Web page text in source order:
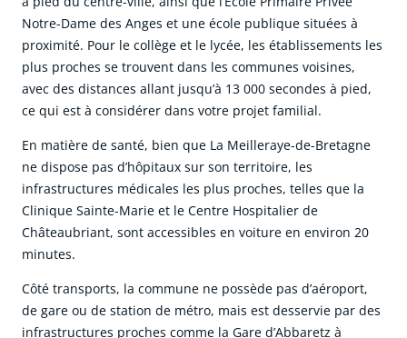
Notre-Dame des Anges et une école publique situées à
proximité. Pour le collège et le lycée, les établissements les
plus proches se trouvent dans les communes voisines,
avec des distances allant jusqu’à 13 000 secondes à pied,
ce qui est à considérer dans votre projet familial.
En matière de santé, bien que La Meilleraye-de-Bretagne
ne dispose pas d’hôpitaux sur son territoire, les
infrastructures médicales les plus proches, telles que la
Clinique Sainte-Marie et le Centre Hospitalier de
Châteaubriant, sont accessibles en voiture en environ 20
minutes.
Côté transports, la commune ne possède pas d’aéroport,
de gare ou de station de métro, mais est desservie par des
infrastructures proches comme la Gare d’Abbaretz à